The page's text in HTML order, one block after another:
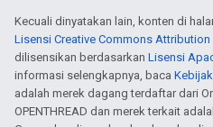
Kecuali dinyatakan lain, konten di
Lisensi Creative Commons Attribution
dilisensikan berdasarkan Lisensi
informasi selengkapnya, baca
adalah merek dagang terdaftar dari
OPENTHREAD dan merek terkait